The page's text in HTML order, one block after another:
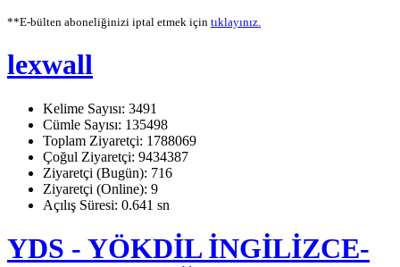
**E-bülten aboneliğinizi iptal etmek için tıklayınız.
lexwall
Kelime Sayısı: 3491
Cümle Sayısı: 135498
Toplam Ziyaretçi: 1788069
Çoğul Ziyaretçi: 9434387
Ziyaretçi (Bugün): 716
Ziyaretçi (Online): 9
Açılış Süresi: 0.641 sn
YDS - YÖKDİL İNGİLİZCE-